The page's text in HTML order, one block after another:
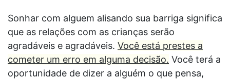
Sonhar com alguem alisando sua barriga significa
que as relações com as crianças serão
agradáveis e agradáveis. Você está prestes a
cometer um erro em alguma decisão. Você terá a
oportunidade de dizer a alguém o que pensa,